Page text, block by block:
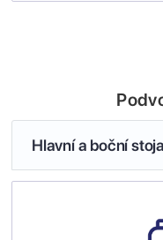
Hlavní a boční